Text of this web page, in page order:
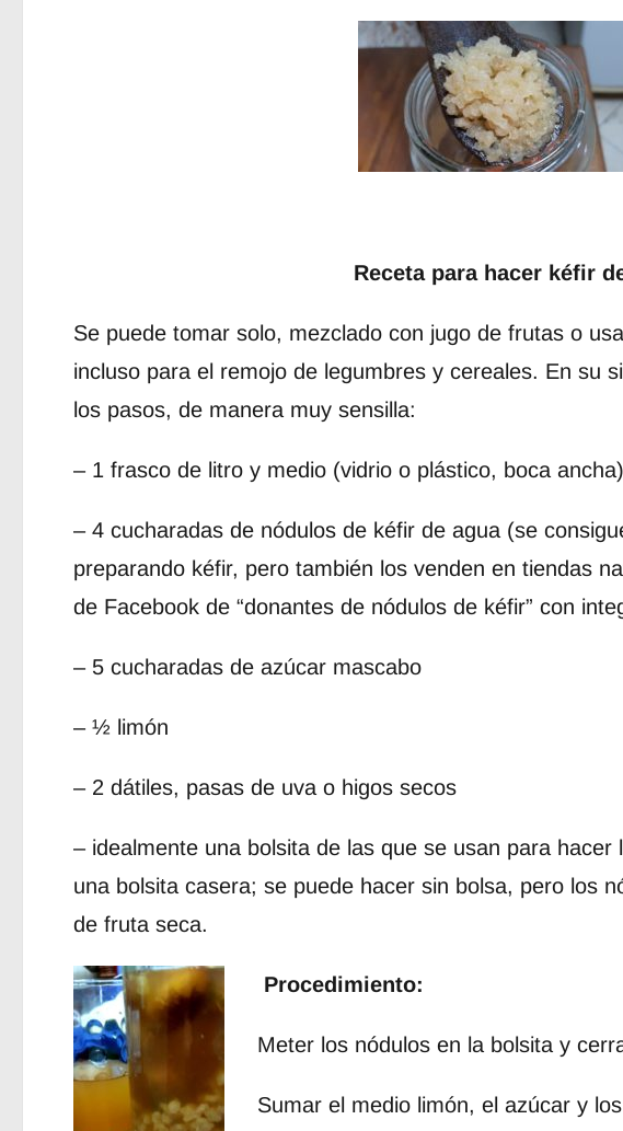
Receta para hacer kéfir
Se puede tomar solo, mezclado con jugo de frutas o
incluso para el remojo de legumbres y cereales. En su
los pasos, de manera muy sensilla:
– 1 frasco de litro y medio (vidrio o plástico, boca ancha)
– 4 cucharadas de nódulos de kéfir de agua (se
preparando kéfir, pero también los venden en tiendas
de Facebook de “donantes de nódulos de kéfir” con
– 5 cucharadas de azúcar mascabo
– ½ limón
– 2 dátiles, pasas de uva o higos secos
– idealmente una bolsita de las que se usan para
una bolsita casera; se puede hacer sin bolsa, pero los
de fruta seca.
Procedimiento:
Meter los nódulos en la bolsita y
Sumar el medio limón, el azúcar y